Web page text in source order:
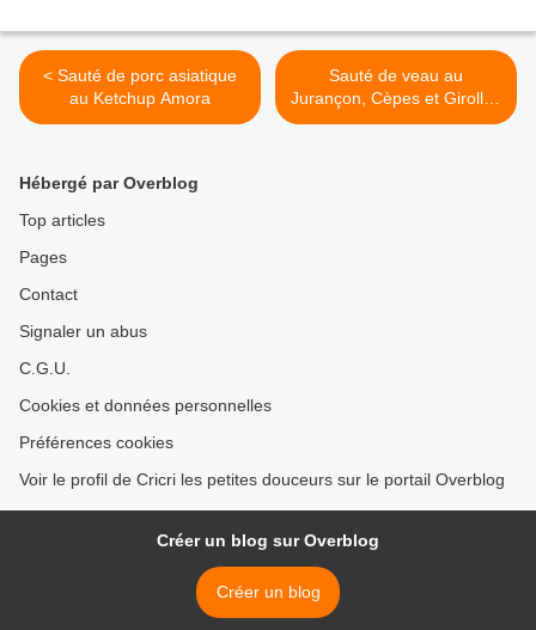
< Sauté de porc asiatique
au Ketchup Amora
Sauté de veau au
Jurançon, Cèpes et Girolles
>
Hébergé par Overblog
Top articles
Pages
Contact
Signaler un abus
C.G.U.
Cookies et données personnelles
Préférences cookies
Voir le profil de Cricri les petites douceurs sur le portail Overblog
Créer un blog sur Overblog
Créer un blog